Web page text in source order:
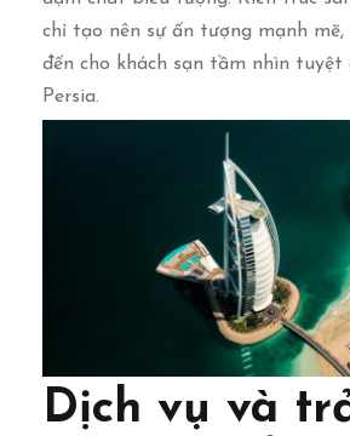
chỉ tạo nên sự ấn tượng mạnh mẽ,
đến cho khách sạn tầm nhìn tuyệt
Persia.
Dịch vụ và